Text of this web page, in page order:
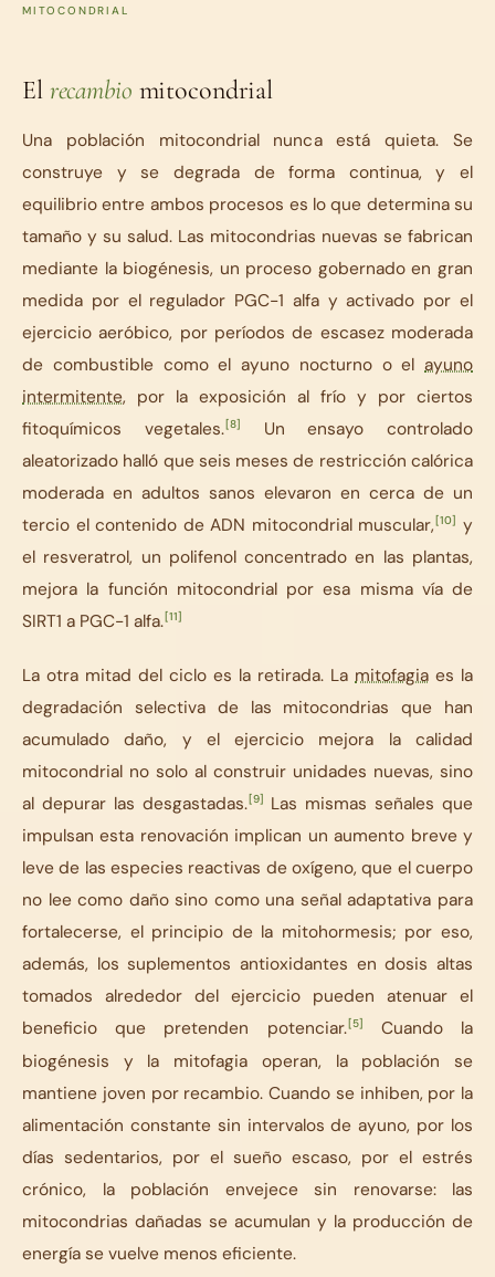
MITOCONDRIAL
El recambio mitocondrial
Una población mitocondrial nunca está quieta. Se
construye y se degrada de forma continua, y el
equilibrio entre ambos procesos es lo que determina su
tamaño y su salud. Las mitocondrias nuevas se fabrican
mediante la biogénesis, un proceso gobernado en gran
medida por el regulador PGC-1 alfa y activado por el
ejercicio aeróbico, por períodos de escasez moderada
de combustible como el ayuno nocturno o el ayuno
intermitente, por la exposición al frío y por ciertos
fitoquímicos vegetales.[8]
Un ensayo controlado
aleatorizado halló que seis meses de restricción calórica
moderada en adultos sanos elevaron en cerca de un
tercio el contenido de ADN mitocondrial muscular,[10] y
el resveratrol, un polifenol concentrado en las plantas,
mejora la función mitocondrial por esa misma vía de
SIRT1 a PGC-1 alfa.[11]
La otra mitad del ciclo es la retirada. La mitofagia es la
degradación selectiva de las mitocondrias que han
acumulado daño, y el ejercicio mejora la calidad
mitocondrial no solo al construir unidades nuevas, sino
al depurar las desgastadas.[9]
Las mismas señales que
impulsan esta renovación implican un aumento breve y
leve de las especies reactivas de oxígeno, que el cuerpo
no lee como daño sino como una señal adaptativa para
fortalecerse, el principio de la mitohormesis; por eso,
además, los suplementos antioxidantes en dosis altas
tomados alrededor del ejercicio pueden atenuar el
beneficio que pretenden potenciar.[5]
Cuando la
biogénesis y la mitofagia operan, la población se
mantiene joven por recambio. Cuando se inhiben, por la
alimentación constante sin intervalos de ayuno, por los
días sedentarios, por el sueño escaso, por el estrés
crónico, la población envejece sin renovarse: las
mitocondrias dañadas se acumulan y la producción de
energía se vuelve menos eficiente.